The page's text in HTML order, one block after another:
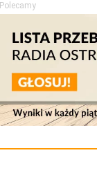
Polecamy